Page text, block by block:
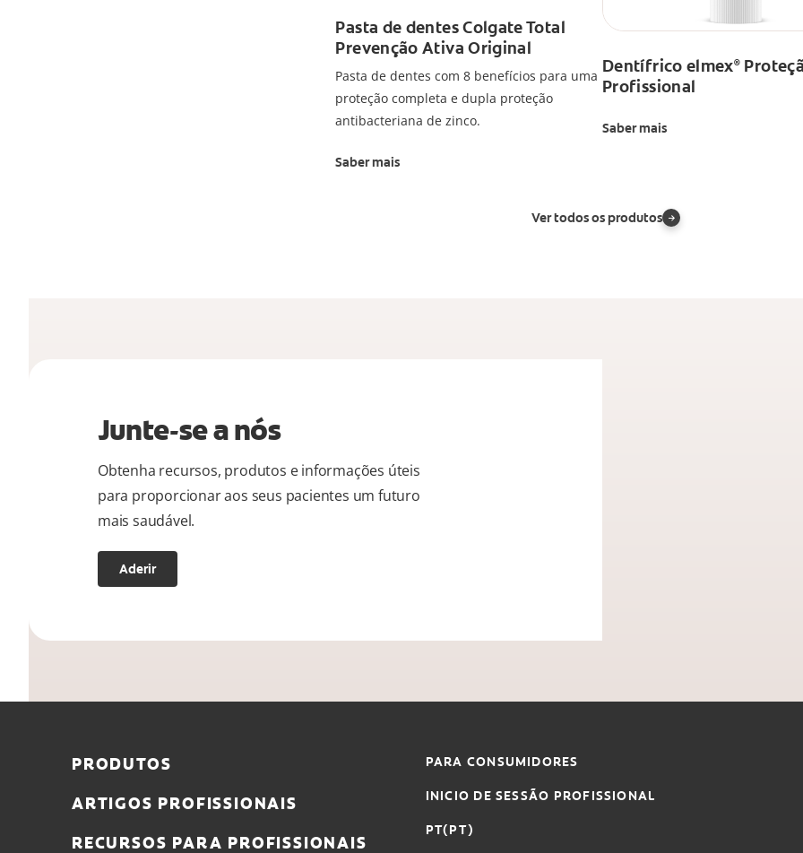
Pasta de dentes Colgate Total
Prevenção Ativa Original
Pasta de dentes com 8 benefícios para uma
proteção completa e dupla proteção
antibacteriana de zinco.
Saber mais
Dentífrico elmex®
Profissional
Saber mais
Ver todos os produtos
Junte-se a nós
Obtenha recursos, produtos e informações úteis
para proporcionar aos seus pacientes um futuro
mais saudável.
Aderir
PRODUTOS
ARTIGOS PROFISSIONAIS
RECURSOS PARA PROFISSIONAIS
PARA CONSUMIDORES
INICIO DE SESSÃO PROFISSIONAL
PT(PT)